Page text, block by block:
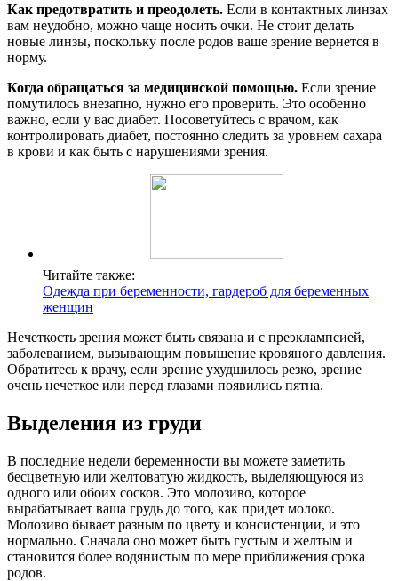
Как предотвратить и преодолеть. Если в контактных линзах
вам неудобно, можно чаще носить очки. Не стоит делать
новые линзы, поскольку после родов ваше зрение вернется в
норму.
Когда обращаться за медицинской помощью. Если зрение
помутилось внезапно, нужно его проверить. Это особенно
важно, если у вас диабет. Посоветуйтесь с врачом, как
контролировать диабет, постоянно следить за уровнем сахара
в крови и как быть с нарушениями зрения.
Читайте также:
Одежда при беременности, гардероб для беременных
женщин
Нечеткость зрения может быть связана и с преэклампсией,
заболеванием, вызывающим повышение кровяного давления.
Обратитесь к врачу, если зрение ухудшилось резко, зрение
очень нечеткое или перед глазами появились пятна.
Выделения из груди
В последние недели беременности вы можете заметить
бесцветную или желтоватую жидкость, выделяющуюся из
одного или обоих сосков. Это молозиво, которое
вырабатывает ваша грудь до того, как придет молоко.
Молозиво бывает разным по цвету и консистенции, и это
нормально. Сначала оно может быть густым и желтым и
становится более водянистым по мере приближения срока
родов.